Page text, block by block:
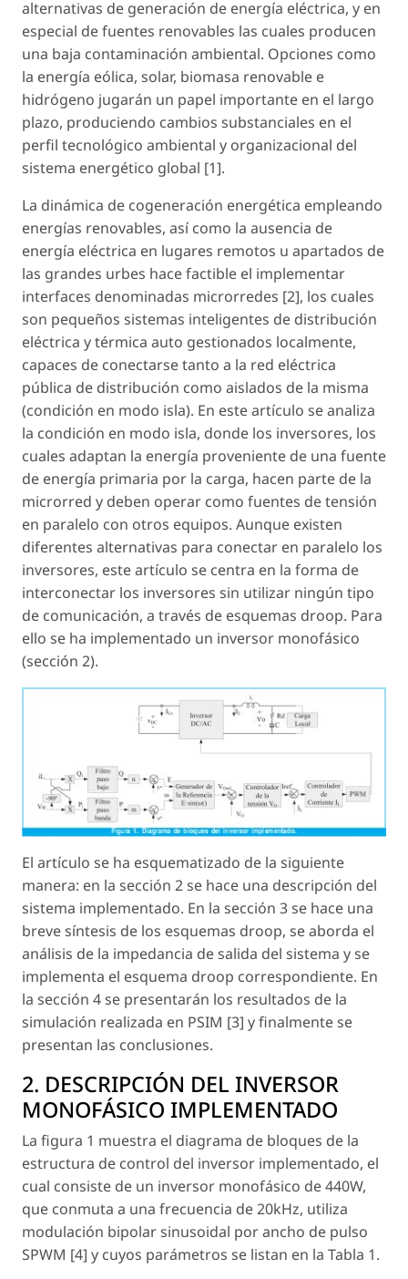
alternativas de generación de energía eléctrica, y en
especial de fuentes renovables las cuales producen
una baja contaminación ambiental. Opciones como
la energía eólica, solar, biomasa renovable e
hidrógeno jugarán un papel importante en el largo
plazo, produciendo cambios substanciales en el
perfil tecnológico ambiental y organizacional del
sistema energético global [1].
La dinámica de cogeneración energética empleando
energías renovables, así como la ausencia de
energía eléctrica en lugares remotos u apartados de
las grandes urbes hace factible el implementar
interfaces denominadas microrredes [2], los cuales
son pequeños sistemas inteligentes de distribución
eléctrica y térmica auto gestionados localmente,
capaces de conectarse tanto a la red eléctrica
pública de distribución como aislados de la misma
(condición en modo isla). En este artículo se analiza
la condición en modo isla, donde los inversores, los
cuales adaptan la energía proveniente de una fuente
de energía primaria por la carga, hacen parte de la
microrred y deben operar como fuentes de tensión
en paralelo con otros equipos. Aunque existen
diferentes alternativas para conectar en paralelo los
inversores, este artículo se centra en la forma de
interconectar los inversores sin utilizar ningún tipo
de comunicación, a través de esquemas droop. Para
ello se ha implementado un inversor monofásico
(sección 2).
El artículo se ha esquematizado de la siguiente
manera: en la sección 2 se hace una descripción del
sistema implementado. En la sección 3 se hace una
breve síntesis de los esquemas droop, se aborda el
análisis de la impedancia de salida del sistema y se
implementa el esquema droop correspondiente. En
la sección 4 se presentarán los resultados de la
simulación realizada en PSIM [3] y finalmente se
presentan las conclusiones.
2. DESCRIPCIÓN DEL INVERSOR
MONOFÁSICO IMPLEMENTADO
La figura 1 muestra el diagrama de bloques de la
estructura de control del inversor implementado, el
cual consiste de un inversor monofásico de 440W,
que conmuta a una frecuencia de 20kHz, utiliza
modulación bipolar sinusoidal por ancho de pulso
SPWM [4] y cuyos parámetros se listan en la Tabla 1.